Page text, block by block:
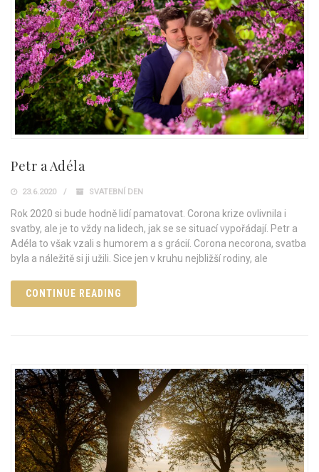
Petr a Adéla
23.6.2020 SVATEBNÍ DEN
Rok 2020 si bude hodně lidí pamatovat. Corona krize ovlivnila i
svatby, ale je to vždy na lidech, jak se se situací vypořádají. Petr a
Adéla to však vzali s humorem a s grácií. Corona necorona, svatba
byla a náležitě si ji užili. Sice jen v kruhu nejbližší rodiny, ale
CONTINUE READING